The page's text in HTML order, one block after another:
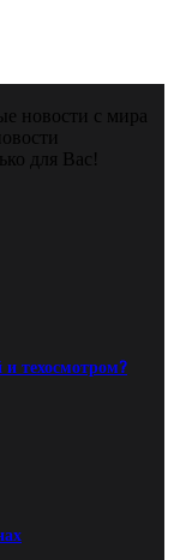
новости с мира
для Вас!
и техосмотром?